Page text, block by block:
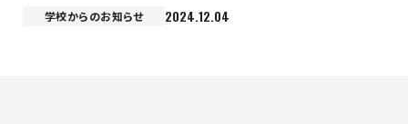
学校からのお知らせ 2024.12.04